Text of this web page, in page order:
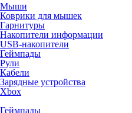
Мыши
Коврики для мышек
Гарнитуры
Накопители информации
USB-накопители
Геймпады
Рули
Кабели
Зарядные устройства
Xbox
Геймпады